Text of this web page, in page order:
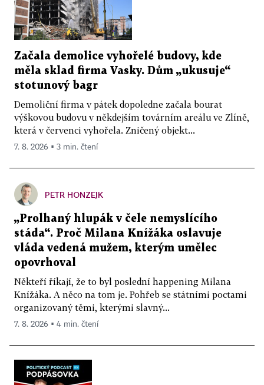
Začala demolice vyhořelé budovy, kde
měla sklad firma Vasky. Dům „ukusuje“
stotunový bagr
Demoliční firma v pátek dopoledne začala bourat
výškovou budovu v někdejším továrním areálu ve Zlíně,
která v červenci vyhořela. Zničený objekt...
7. 8. 2026 ▪ 3 min. čtení
PETR HONZEJK
„Prolhaný hlupák v čele nemyslícího
stáda“. Proč Milana Knížáka oslavuje
vláda vedená mužem, kterým umělec
opovrhoval
Někteří říkají, že to byl poslední happening Milana
Knížáka. A něco na tom je. Pohřeb se státními poctami
organizovaný těmi, kterými slavný...
7. 8. 2026 ▪ 4 min. čtení